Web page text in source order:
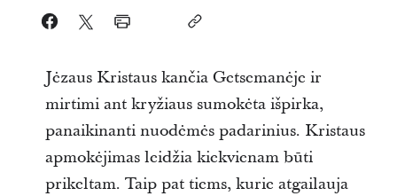
Jėzaus Kristaus kančia Getsemanėje ir
mirtimi ant kryžiaus sumokėta išpirka,
panaikinanti nuodėmės padarinius. Kristaus
apmokėjimas leidžia kiekvienam būti
prikeltam. Taip pat tiems, kurie atgailauja